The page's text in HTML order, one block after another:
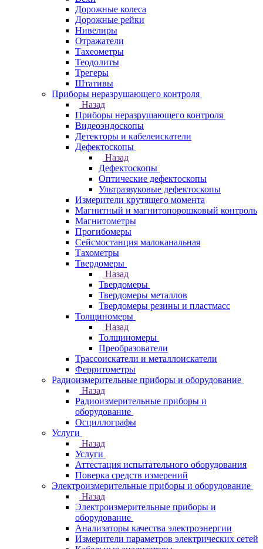
Дорожные колеса
Дорожные рейки
Нивелиры
Отражатели
Тахеометры
Теодолиты
Трегеры
Штативы
Приборы неразрушающего контроля
Назад
Приборы неразрушающего контроля
Видеоэндоскопы
Детекторы и кабелеискатели
Дефектоскопы
Назад
Дефектоскопы
Оптические дефектоскопы
Ультразвуковые дефектоскопы
Измерители крутящего момента
Магнитный и магнитопорошковый контроль
Магнитометры
Прогибомеры
Сейсмостанция малоканальная
Тахометры
Твердомеры
Назад
Твердомеры
Твердомеры металлов
Твердомеры резины и пластмасс
Толщиномеры
Назад
Толщиномеры
Преобразователи
Трассоискатели и металлоискатели
Ферритометры
Радиоизмерительные приборы и оборудование
Назад
Радиоизмерительные приборы и
оборудование
Осциллографы
Услуги
Назад
Услуги
Аттестация испытательного оборудования
Поверка средств измерений
Электроизмерительные приборы и оборудование
Назад
Электроизмерительные приборы и
оборудование
Анализаторы качества электроэнергии
Измерители параметров электрических сетей